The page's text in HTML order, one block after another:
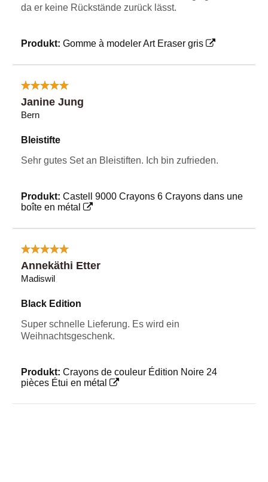
da er keine Rückstände zurück lässt.
Produkt: Gomme à modeler Art Eraser gris
Janine Jung
Bern
Bleistifte
Sehr gutes Set an Bleistiften. Ich bin zufrieden.
Produkt: Castell 9000 Crayons 6 Crayons dans une
boîte en métal
Annekäthi Etter
Madiswil
Black Edition
Super schnelle Lieferung. Es wird ein
Weihnachtsgeschenk.
Produkt: Crayons de couleur Édition Noire 24
pièces Étui en métal